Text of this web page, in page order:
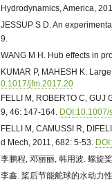
Hydrodynamics, America,
JESSUP S D. An
9.
WANG M H. Hub effects in
KUMAR P, MAHESH K.
0.1017/jfm.2017.20
FELLI M, ROBERTO C,
9, 46: 147-164.
FELLI M, CAMUSSI R,
d Mech, 2011, 682: 5-53.
李鹏程, 邓丽丽, 韩用波. 螺旋
李鑫. 桨后节能舵球的水动力